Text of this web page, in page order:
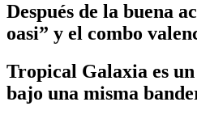
Después de la buena
oasi” y el combo
Tropical Galaxia es
bajo una misma